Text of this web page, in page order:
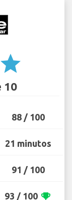
star
10
88 / 100
21 minutos
91 / 100
93 / 100 emoji_events